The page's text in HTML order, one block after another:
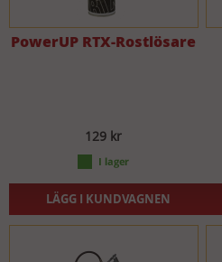
PowerUP RTX-Rostlösare
129 kr
LÄGG I KUNDVAGNEN